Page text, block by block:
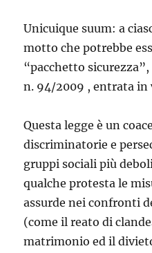
Unicuique suum: a
motto che potrebbe
“pacchetto
n. 94/2009 , entrata in
Questa legge è un
discriminatorie e
gruppi sociali più
qualche protesta le
assurde nei confronti
(come il reato di
matrimonio ed il